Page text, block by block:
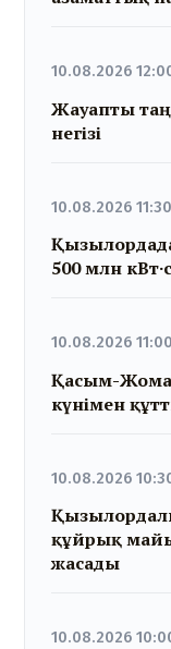
10.08.2026
Жауапты
негізі
10.08.2026 11:30
500 млн
10.08.2026 11:00
Қасым-
күнімен
10.08.2026
құйрық
жасады
10.08.2026